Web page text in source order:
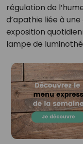
régulation de
d’apathie liée à
exposition
lampe de